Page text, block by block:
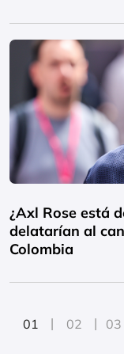
¿Axl Rose está
delatarían al
Colombia
01 02 03